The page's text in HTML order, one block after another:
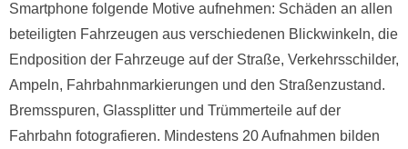
Smartphone folgende Motive aufnehmen: Schäden an allen
beteiligten Fahrzeugen aus verschiedenen Blickwinkeln, die
Endposition der Fahrzeuge auf der Straße, Verkehrsschilder,
Ampeln, Fahrbahnmarkierungen und den Straßenzustand.
Bremsspuren, Glassplitter und Trümmerteile auf der
Fahrbahn fotografieren. Mindestens 20 Aufnahmen bilden